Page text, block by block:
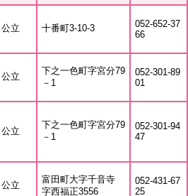
公立 十番町3-10-3
052-652-37
66
公立
下之一色町字宮分79
－1
052-301-89
01
公立
下之一色町字宮分79
－1
052-301-94
47
公立
富田町大字千音寺
字西福正3556
052-431-67
25